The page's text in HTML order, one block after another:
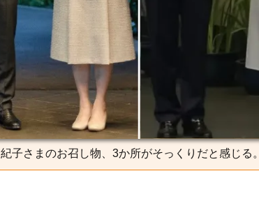
紀子さまのお召し物、3か所がそっくりだと感じる。